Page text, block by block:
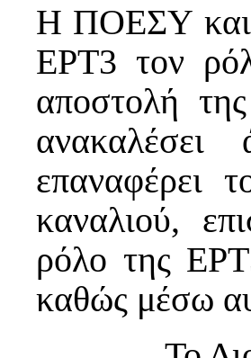
Η ΠΟΕΣΥ και
ΕΡΤ3 τον
αποστολή
επαναφέρει
καναλιού,
ρόλο της
καθώς μέσω